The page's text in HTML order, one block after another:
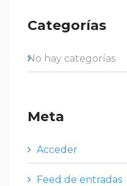
Categorías
No hay categorías
Meta
Acceder
Feed de entradas